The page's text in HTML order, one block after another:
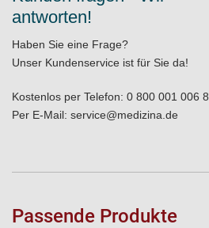
antworten!
Haben Sie eine Frage?
Unser Kundenservice ist für Sie da!
Kostenlos per Telefon: 0 800 001 006 8
Per E-Mail: service@medizina.de
Passende Produkte